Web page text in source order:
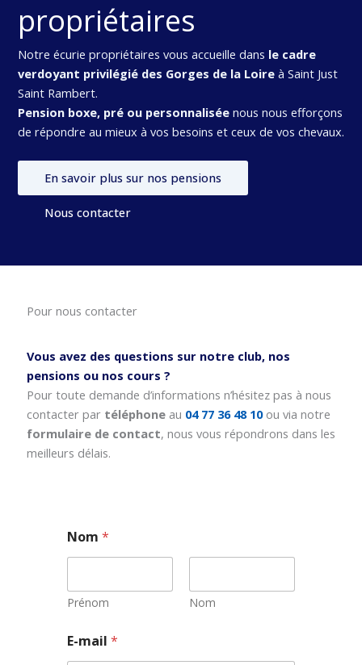
propriétaires
Notre écurie propriétaires vous accueille dans le cadre
verdoyant privilégié des Gorges de la Loireà Saint Just
Saint Rambert.
Pension boxe, pré ou personnaliséenous nous efforçons
de répondre au mieux à vos besoins et ceux de vos chevaux.
En savoir plus sur nos pensions
Nous contacter
Pour nous contacter
Vous avez des questions sur notre club, nos
pensions ou nos cours ?
Pour toute demande d’informations n’hésitez pas à nous
contacter par téléphoneau 04 77 36 48 10 ou via notre
formulaire de contact, nous vous répondrons dans les
meilleurs délais.
Nom*
Prénom Nom
o
m
E-mail*